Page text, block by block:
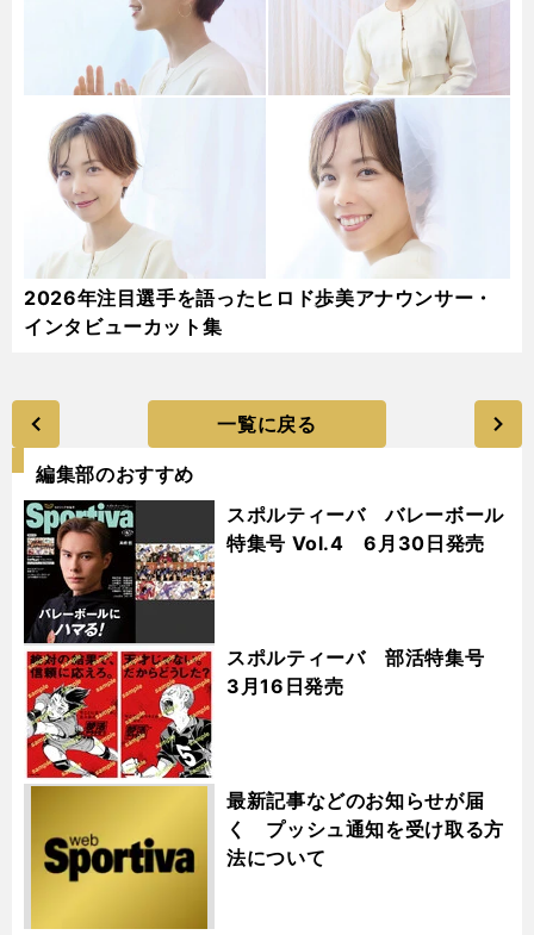
2026年注目選手を語ったヒロド歩美アナウンサー・
インタビューカット集
一覧に戻る
編集部のおすすめ
スポルティーバ バレーボール
特集号 Vol.4 6月30日発売
スポルティーバ 部活特集号
3月16日発売
最新記事などのお知らせが届
く プッシュ通知を受け取る方
法について